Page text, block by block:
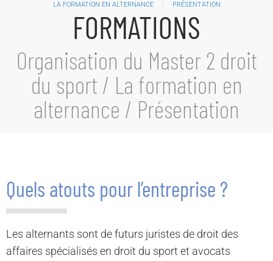
LA FORMATION EN ALTERNANCE
PRÉSENTATION
FORMATIONS
Organisation du Master 2 droit
du sport / La formation en
alternance / Présentation
Quels atouts pour l’entreprise ?
Les alternants sont de futurs juristes de droit des
affaires spécialisés en droit du sport et avocats